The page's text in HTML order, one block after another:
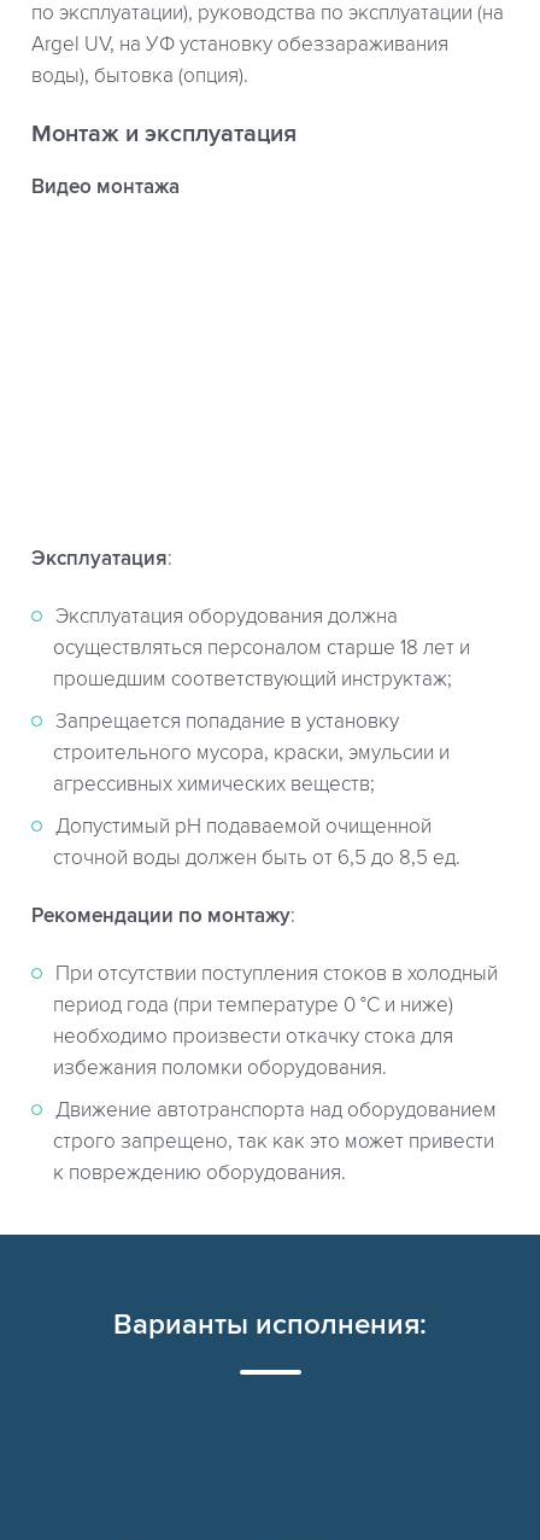
по эксплуатации), руководства по эксплуатации (на
Argel UV, на УФ установку обеззараживания
воды), бытовка (опция).
Монтаж и эксплуатация
Видео монтажа
Эксплуатация:
Эксплуатация оборудования должна
осуществляться персоналом старше 18 лет и
прошедшим соответствующий инструктаж;
Запрещается попадание в установку
строительного мусора, краски, эмульсии и
агрессивных химических веществ;
Допустимый pH подаваемой очищенной
сточной воды должен быть от 6,5 до 8,5 ед.
Рекомендации по монтажу:
При отсутствии поступления стоков в холодный
период года (при температуре 0 °С и ниже)
необходимо произвести откачку стока для
избежания поломки оборудования.
Движение автотранспорта над оборудованием
строго запрещено, так как это может привести
к повреждению оборудования.
Варианты исполнения: